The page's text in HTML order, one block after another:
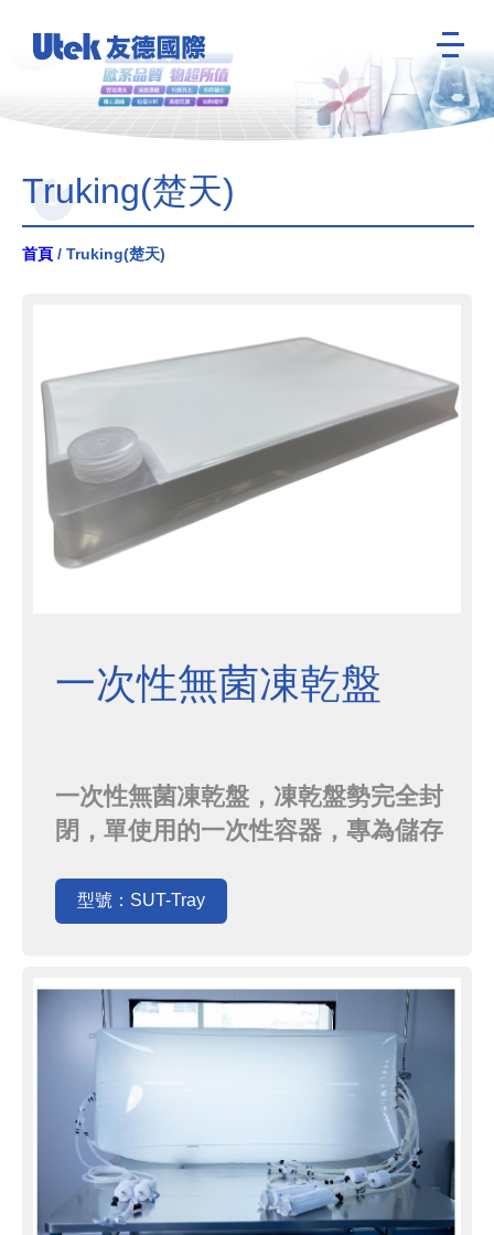
Truking(楚天)
首頁 / Truking(楚天)
一次性無菌凍乾盤
一次性無菌凍乾盤，凍乾盤勢完全封
閉，單使用的一次性容器，專為儲存
設計，產品使用高水蒸氣透過率的E-
PTFE膜，表面具有良好的化學惰
便於填充操作，柔性薄膜托盤底部緊
貼凍乾機，以實現高效率、均勻的熱
型號：SUT-Tray